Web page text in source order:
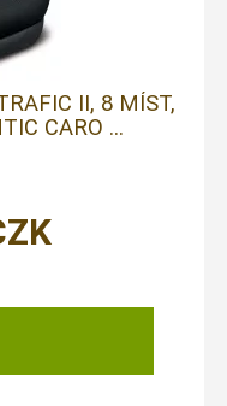
II, 8 MÍST,
CARO ...